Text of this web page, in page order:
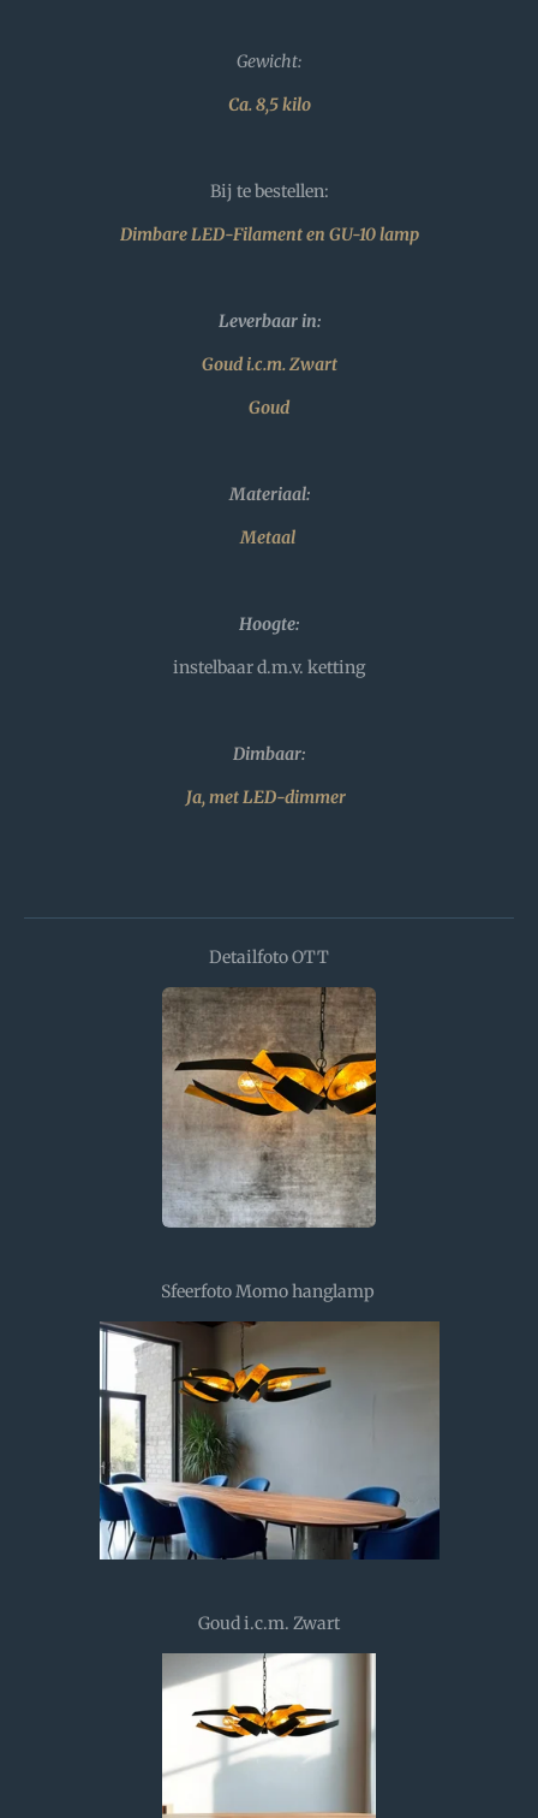
Gewicht:
Ca. 8,5 kilo
Bij te bestellen:
Dimbare LED-Filament en GU-10 lamp
Leverbaar in:
Goud i.c.m. Zwart
Goud
Materiaal:
Metaal
Hoogte:
instelbaar d.m.v. ketting
Dimbaar:
Ja, met LED-dimmer
Detailfoto OTT
Sfeerfoto Momo hanglamp
Goud i.c.m. Zwart